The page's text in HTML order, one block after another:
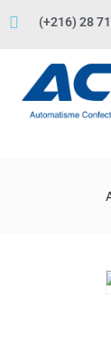
(+216) 28